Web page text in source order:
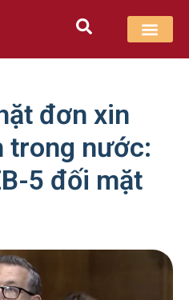
đơn xin
trong nước:
5 đối mặt